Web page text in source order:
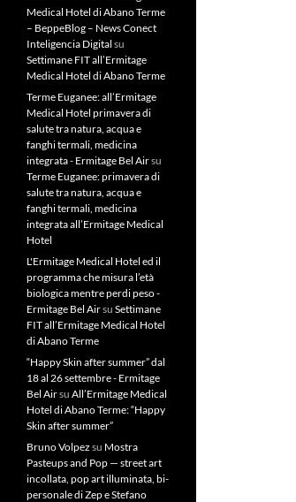
Medical Hotel di Abano Terme
– BeppeBlog – News Conect
Inteligencia Digital su
Settimane FIT all’Ermitage
Medical Hotel di Abano Terme
Terme Euganee: all’Ermitage
Medical Hotel primavera di
salute tra natura, acqua e
fanghi termali, medicina
integrata - Ermitage Bel Airsu
Terme Euganee: primavera di
salute tra natura, acqua e
fanghi termali, medicina
integrata all’Ermitage Medical
Hotel
L'Ermitage Medical Hotel ed il
programma che misura l’età
biologica mentre perdi peso -
Ermitage Bel Airsu Settimane
FIT all’Ermitage Medical Hotel
di Abano Terme
“Happy Skin after summer” dal
18 al 26 settembre - Ermitage
Bel Airsu All’Ermitage Medical
Hotel di Abano Terme: “Happy
Skin after summer”
Bruno Volpez su Mostra
Pasteups and Pop — street art
incollata, pop art illuminata, bi-
personale di Zep e Stefano